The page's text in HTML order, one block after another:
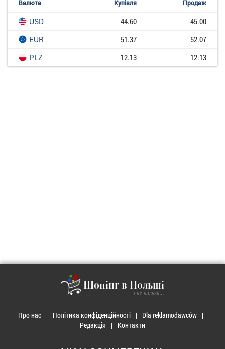
Валюта Купівля Продаж
USD 44.60
45.00
EUR
51.37
52.07
PLZ
12.13 12.13
Шопінг в Польщі
і не тільки...
Про нас Політика конфіденційності
Dla reklamodawców
Редакція
Контакти